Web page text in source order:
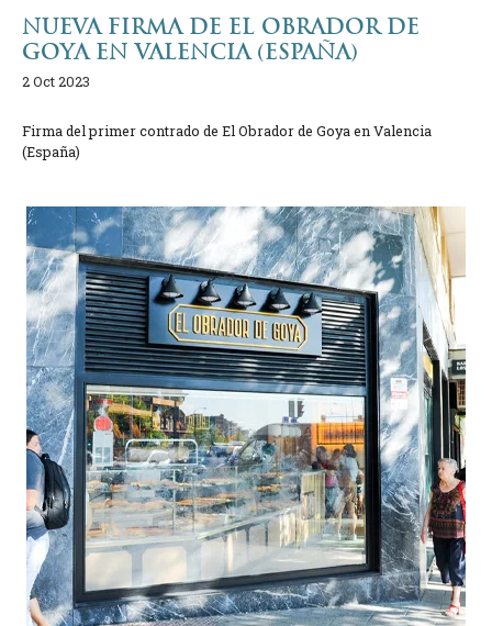
NUEVA FIRMA DE EL OBRADOR DE
GOYA EN VALENCIA (ESPAÑA)
2 Oct 2023
Firma del primer contrado de El Obrador de Goya en Valencia
(España)